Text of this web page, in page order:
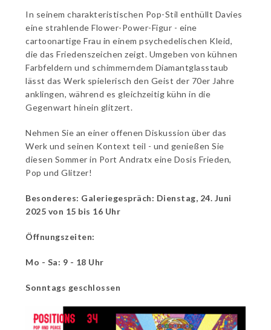
In seinem charakteristischen Pop-Stil enthüllt Davies
eine strahlende Flower-Power-Figur - eine
cartoonartige Frau in einem psychedelischen Kleid,
die das Friedenszeichen zeigt. Umgeben von kühnen
Farbfeldern und schimmerndem Diamantglasstaub
lässt das Werk spielerisch den Geist der 70er Jahre
anklingen, während es gleichzeitig kühn in die
Gegenwart hinein glitzert.
Nehmen Sie an einer offenen Diskussion über das
Werk und seinen Kontext teil - und genießen Sie
diesen Sommer in Port Andratx eine Dosis Frieden,
Pop und Glitzer!
Besonderes: Galeriegespräch: Dienstag, 24. Juni
2025 von 15 bis 16 Uhr
Öffnungszeiten:
Mo - Sa: 9 - 18 Uhr
Sonntags geschlossen